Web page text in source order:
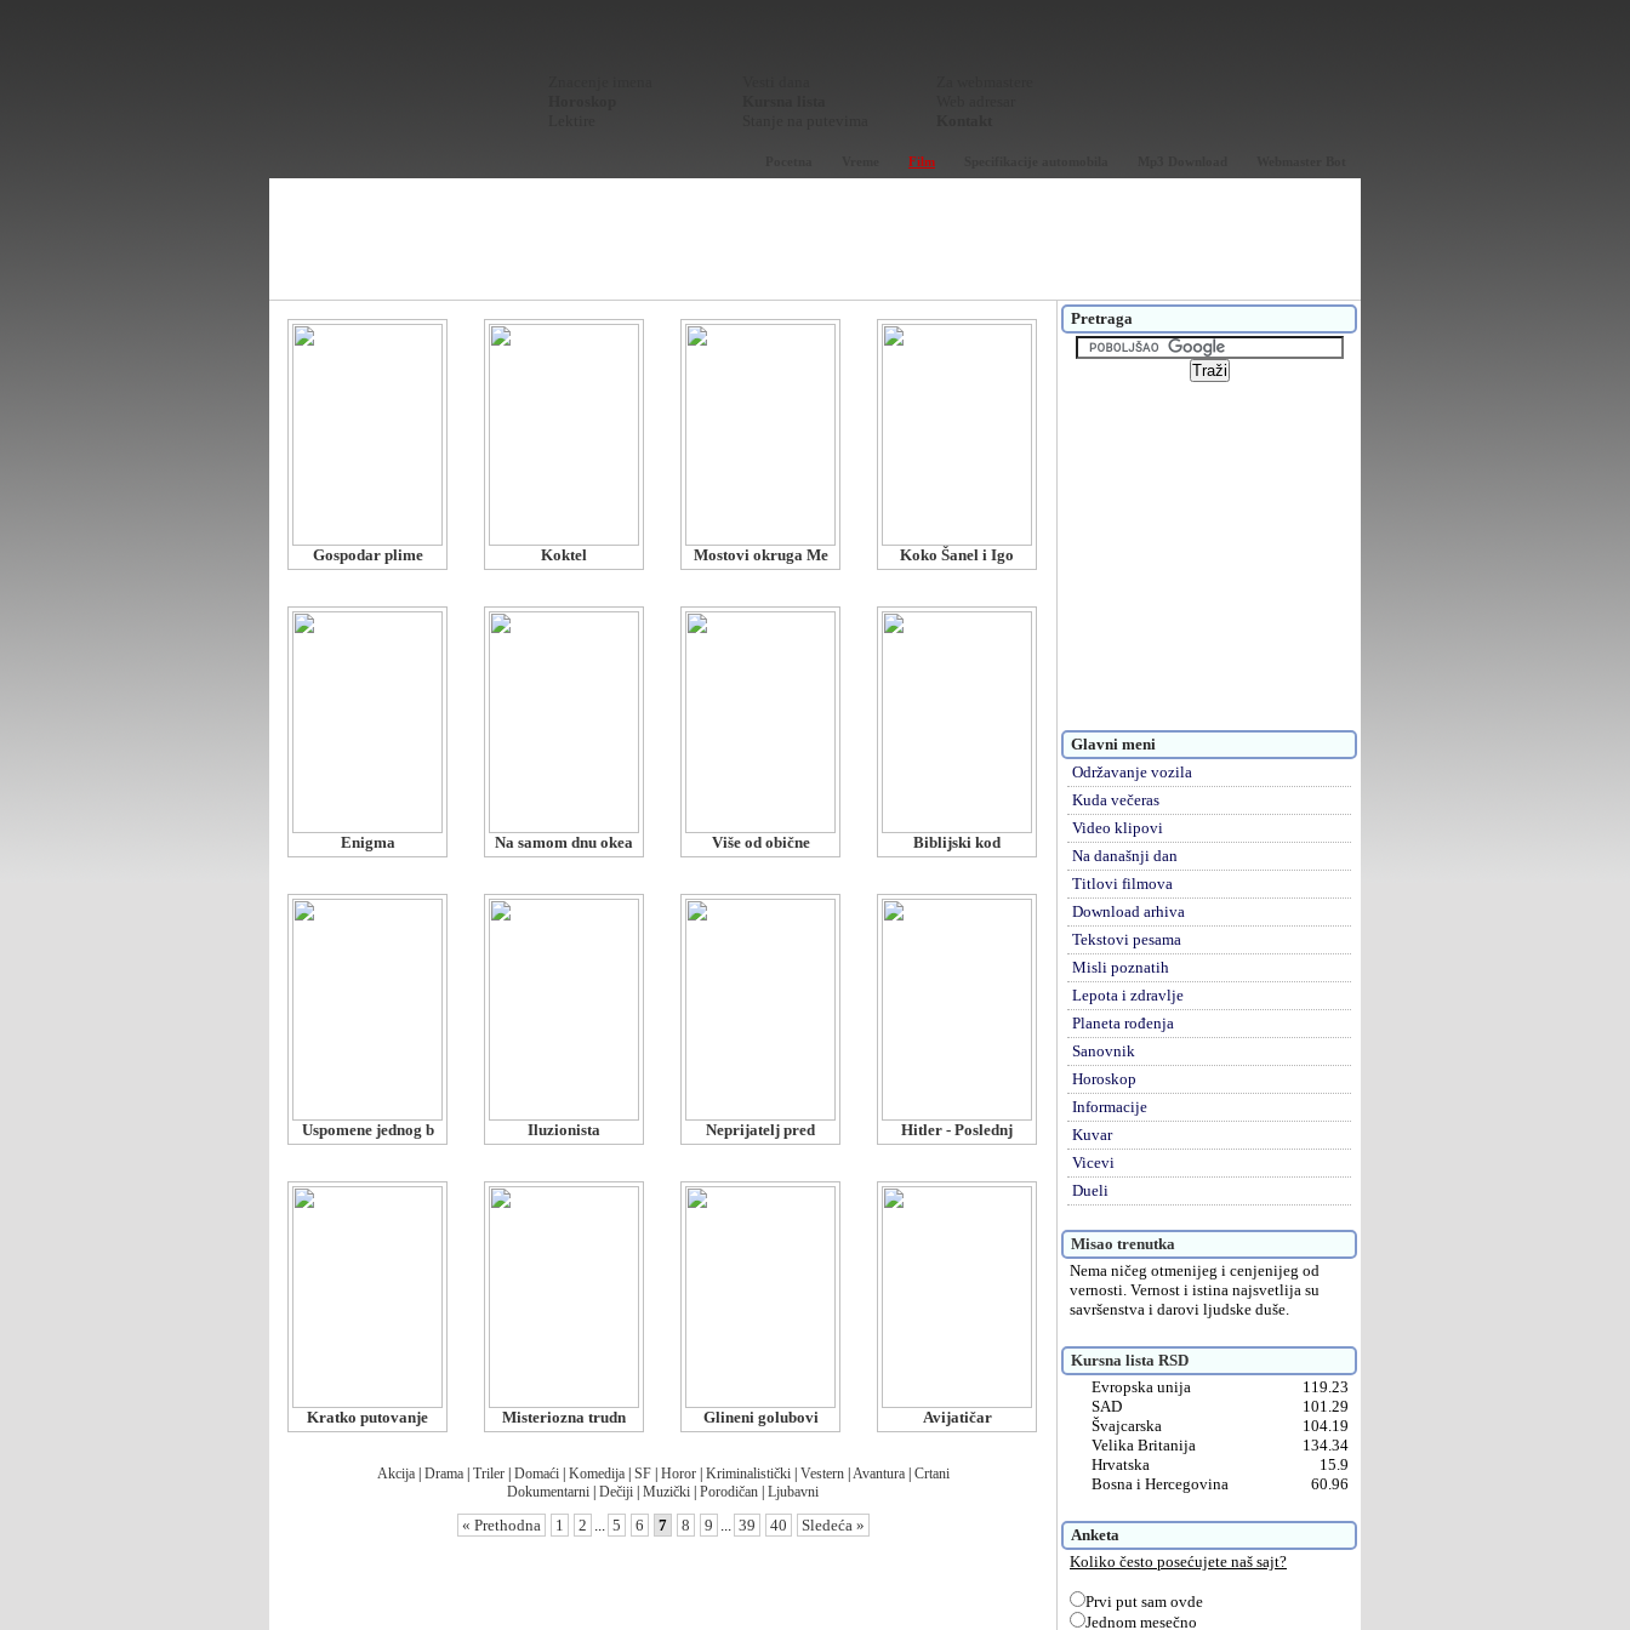
Film
Gospodar plime Koktel Mostovi okruga Me Koko Šanel i Igo
Enigma Na samom dnu okea Više od obične Biblijski kod
Uspomene jednog b Iluzionista Neprijatelj pred Hitler - Poslednj
Kratko putovanje Misteriozna trudn Glineni golubovi Avijatičar
Akcija| Drama| Triler| Domaći| Komedija| SF| Horor| Kriminalistički| Vestern| Avantura| Crtani
Dokumentarni Dečiji Muzički Porodičan Ljubavni
« Prethodna 1 2 ... 5 6 7 8 9 ... 39 40 Sledeća »
Pretraga
Glavni meni
Održavanje vozila
Kuda večeras
Video klipovi
Na današnji dan
Titlovi filmova
Download arhiva
Tekstovi pesama
Misli poznatih
Lepota i zdravlje
Planeta rođenja
Sanovnik
Horoskop
Informacije
Kuvar
Vicevi
Dueli
Misao trenutka
Nema ničeg otmenijeg i cenjenijeg od
vernosti. Vernost i istina najsvetlija su
savršenstva i darovi ljudske duše.
Kursna lista RSD
Evropska unija
119.23
SAD
101.29
Švajcarska
104.19
Velika Britanija
134.34
Hrvatska
15.9
Bosna i Hercegovina
60.96
Anketa
Koliko često posećujete naš sajt?
Prvi put sam ovde
Jednom mesečno